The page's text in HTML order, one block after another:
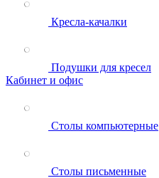
Кресла-качалки
Подушки для кресел
Кабинет и офис
Столы компьютерные
Столы письменные